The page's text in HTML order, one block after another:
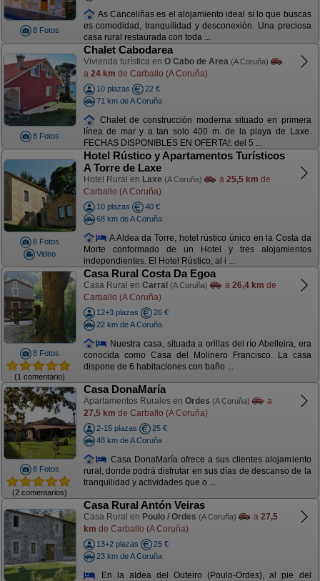
8 Fotos
As Canceliñas es el alojamiento ideal si lo que buscas
es comodidad, tranquilidad y desconexión. Una preciosa
casa rural restaurada con toda ...
8 Fotos
Chalet Cabodarea
Vivienda turística en O Cabo de Area (A Coruña)
a 24 km de Carballo (A Coruña)
10 plazas
22 €
71 km de A Coruña
Chalet de construcción moderna situado en primera
línea de mar y a tan solo 400 m. de la playa de Laxe.
FECHAS DISPONIBLES EN OFERTA!: del 5 ...
8 Fotos
Video
Hotel Rústico y Apartamentos Turísticos
A Torre de Laxe
Hotel Rural en Laxe (A Coruña) a 25,5 km de
Carballo (A Coruña)
10 plazas
40 €
68 km de A Coruña
A Aldea da Torre, hotel rústico único en la Costa da
Morte conformado de un Hotel y tres alojamientos
independientes. El Hotel Rústico, al i ...
8 Fotos
(1 comentario)
Casa Rural Costa Da Egoa
Casa Rural en Carral (A Coruña) a 26,4 km de
Carballo (A Coruña)
12+3 plazas
26 €
22 km de A Coruña
Nuestra casa, situada a orillas del río Abelleira, era
conocida como Casa del Molinero Francisco. La casa
dispone de 6 habitaciones con baño ...
8 Fotos
(2 comentarios)
Casa DonaMaría
Apartamentos Rurales en Ordes (A Coruña)
a
27,5 km de Carballo (A Coruña)
2-15 plazas
25 €
48 km de A Coruña
Casa DonaMaría ofrece a sus clientes alojamiento
rural, donde podrá disfrutar en sus días de descanso de la
tranquilidad y actividades que o ...
Casa Rural Antón Veiras
Casa Rural en Poulo / Ordes (A Coruña) a 27,5
km de Carballo (A Coruña)
13+2 plazas
25 €
23 km de A Coruña
En la aldea del Outeiro (Poulo-Ordes), al pie del